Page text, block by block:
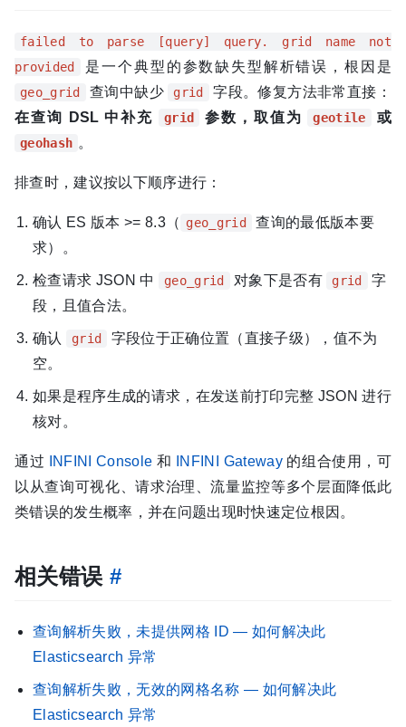
failed to parse [query] query. grid name not
provided
是一个典型的参数缺失型解析错误，根因是
geo_grid 查询中缺少 grid
字段。修复方法非常直接：
在查询 DSL 中补充
grid 参数，取值为 geotile 或
geohash 。
排查时，建议按以下顺序进行：
确认 ES 版本 >= 8.3（ geo_grid
查询的最低版本要
求）。
检查请求 JSON 中 geo_grid 对象下是否有 grid
字
段，且值合法。
确认 grid
字段位于正确位置（直接子级），值不为
空。
如果是程序生成的请求，在发送前打印完整 JSON 进行
核对。
通过 INFINI Console 和 INFINI Gateway的组合使用，可
以从查询可视化、请求治理、流量监控等多个层面降低此
类错误的发生概率，并在问题出现时快速定位根因。
相关错误 #
查询解析失败，未提供网格 ID — 如何解决此
Elasticsearch 异常
查询解析失败，无效的网格名称 — 如何解决此
Elasticsearch 异常